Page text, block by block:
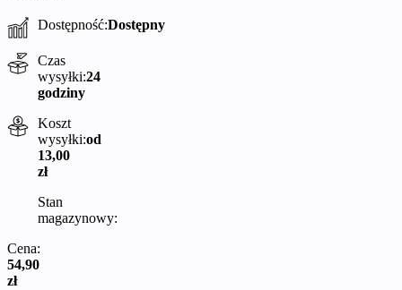
Dostępność:Dostępny
Czas
wysyłki:24
godziny
Koszt
wysyłki:od
13,00
zł
Stan
magazynowy:
Cena:
54,90
zł